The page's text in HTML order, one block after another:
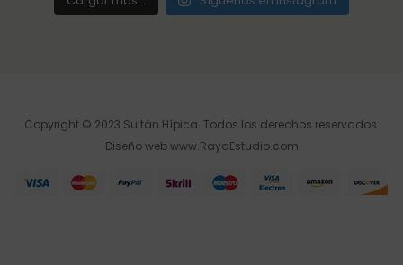
Copyright © 2023 Sultán Hípica. Todos los derechos reservados.
Diseño webwww.RayaEstudio.com